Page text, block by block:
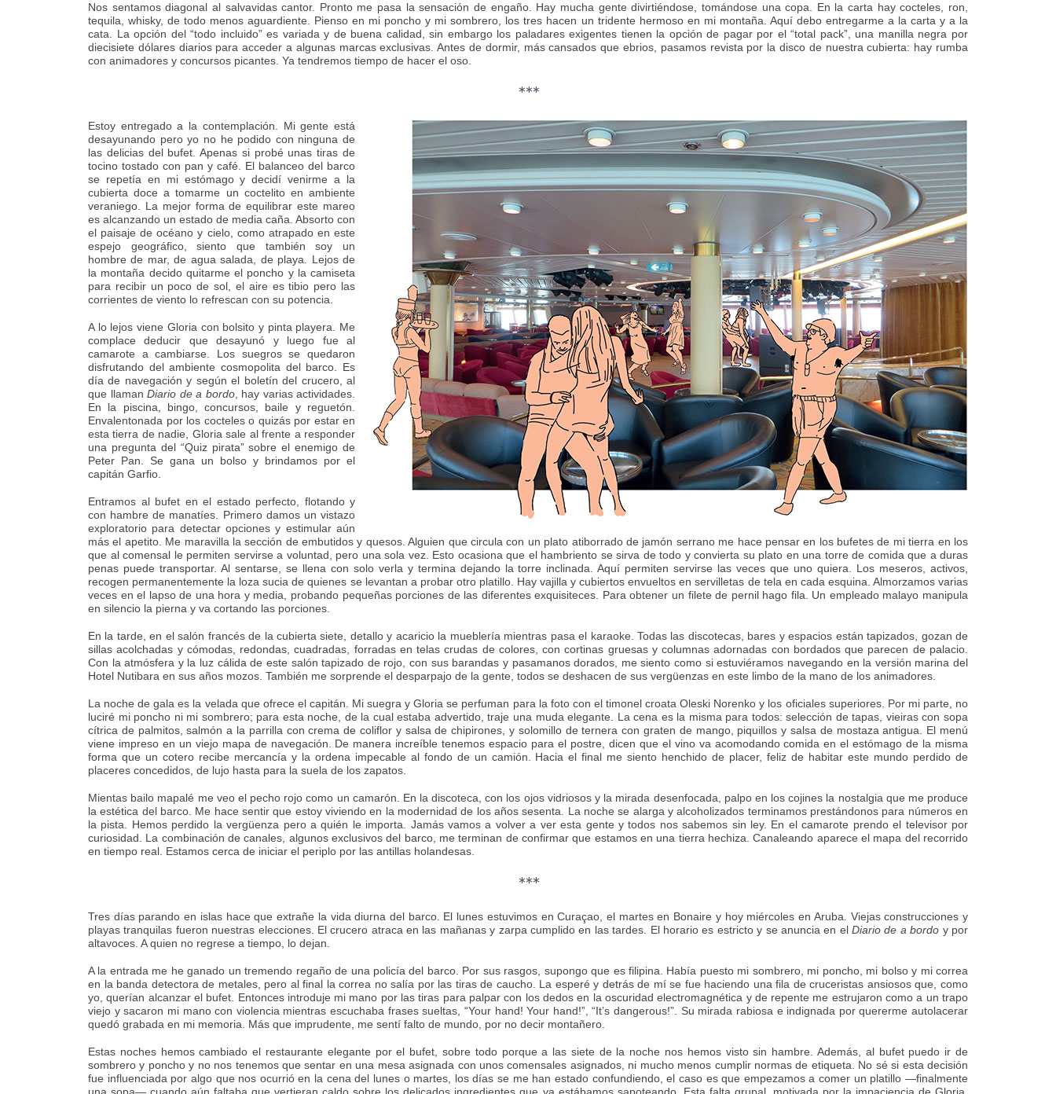
Nos sentamos diagonal al salvavidas cantor. Pronto me pasa la sensación de engaño. Hay mucha gente divirtiéndose, tomándose una copa. En la carta hay cocteles, ron,
tequila, whisky, de todo menos aguardiente. Pienso en mi poncho y mi sombrero, los tres hacen un tridente hermoso en mi montaña. Aquí debo entregarme a la carta y a la
cata. La opción del “todo incluido” es variada y de buena calidad, sin embargo los paladares exigentes tienen la opción de pagar por el “total pack”, una manilla negra por
diecisiete dólares diarios para acceder a algunas marcas exclusivas. Antes de dormir, más cansados que ebrios, pasamos revista por la disco de nuestra cubierta: hay rumba
con animadores y concursos picantes. Ya tendremos tiempo de hacer el oso.
***
Estoy entregado a la contemplación. Mi gente está
desayunando pero yo no he podido con ninguna de
las delicias del bufet. Apenas si probé unas tiras de
tocino tostado con pan y café. El balanceo del barco
se repetía en mi estómago y decidí venirme a la
cubierta doce a tomarme un coctelito en ambiente
veraniego. La mejor forma de equilibrar este mareo
es alcanzando un estado de media caña. Absorto con
el paisaje de océano y cielo, como atrapado en este
espejo geográfico, siento que también soy un
hombre de mar, de agua salada, de playa. Lejos de
la montaña decido quitarme el poncho y la camiseta
para recibir un poco de sol, el aire es tibio pero las
corrientes de viento lo refrescan con su potencia.
A lo lejos viene Gloria con bolsito y pinta playera. Me
complace deducir que desayunó y luego fue al
camarote a cambiarse. Los suegros se quedaron
disfrutando del ambiente cosmopolita del barco. Es
día de navegación y según el boletín del crucero, al
que llaman Diario de a bordo, hay varias actividades.
En la piscina, bingo, concursos, baile y reguetón.
Envalentonada por los cocteles o quizás por estar en
esta tierra de nadie, Gloria sale al frente a responder
una pregunta del “Quiz pirata” sobre el enemigo de
Peter Pan. Se gana un bolso y brindamos por el
capitán Garfio.
Entramos al bufet en el estado perfecto, flotando y
con hambre de manatíes. Primero damos un vistazo
exploratorio para detectar opciones y estimular aún
más el apetito. Me maravilla la sección de embutidos y quesos. Alguien que circula con un plato atiborrado de jamón serrano me hace pensar en los bufetes de mi tierra en los
que al comensal le permiten servirse a voluntad, pero una sola vez. Esto ocasiona que el hambriento se sirva de todo y convierta su plato en una torre de comida que a duras
penas puede transportar. Al sentarse, se llena con solo verla y termina dejando la torre inclinada. Aquí permiten servirse las veces que uno quiera. Los meseros, activos,
recogen permanentemente la loza sucia de quienes se levantan a probar otro platillo. Hay vajilla y cubiertos envueltos en servilletas de tela en cada esquina. Almorzamos varias
veces en el lapso de una hora y media, probando pequeñas porciones de las diferentes exquisiteces. Para obtener un filete de pernil hago fila. Un empleado malayo manipula
en silencio la pierna y va cortando las porciones.
En la tarde, en el salón francés de la cubierta siete, detallo y acaricio la mueblería mientras pasa el karaoke. Todas las discotecas, bares y espacios están tapizados, gozan de
sillas acolchadas y cómodas, redondas, cuadradas, forradas en telas crudas de colores, con cortinas gruesas y columnas adornadas con bordados que parecen de palacio.
Con la atmósfera y la luz cálida de este salón tapizado de rojo, con sus barandas y pasamanos dorados, me siento como si estuviéramos navegando en la versión marina del
Hotel Nutibara en sus años mozos. También me sorprende el desparpajo de la gente, todos se deshacen de sus vergüenzas en este limbo de la mano de los animadores.
La noche de gala es la velada que ofrece el capitán. Mi suegra y Gloria se perfuman para la foto con el timonel croata Oleski Norenko y los oficiales superiores. Por mi parte, no
luciré mi poncho ni mi sombrero; para esta noche, de la cual estaba advertido, traje una muda elegante. La cena es la misma para todos: selección de tapas, vieiras con sopa
cítrica de palmitos, salmón a la parrilla con crema de coliflor y salsa de chipirones, y solomillo de ternera con graten de mango, piquillos y salsa de mostaza antigua. El menú
viene impreso en un viejo mapa de navegación. De manera increíble tenemos espacio para el postre, dicen que el vino va acomodando comida en el estómago de la misma
forma que un cotero recibe mercancía y la ordena impecable al fondo de un camión. Hacia el final me siento henchido de placer, feliz de habitar este mundo perdido de
placeres concedidos, de lujo hasta para la suela de los zapatos.
Mientas bailo mapalé me veo el pecho rojo como un camarón. En la discoteca, con los ojos vidriosos y la mirada desenfocada, palpo en los cojines la nostalgia que me produce
la estética del barco. Me hace sentir que estoy viviendo en la modernidad de los años sesenta. La noche se alarga y alcoholizados terminamos prestándonos para números en
la pista. Hemos perdido la vergüenza pero a quién le importa. Jamás vamos a volver a ver esta gente y todos nos sabemos sin ley. En el camarote prendo el televisor por
curiosidad. La combinación de canales, algunos exclusivos del barco, me terminan de confirmar que estamos en una tierra hechiza. Canaleando aparece el mapa del recorrido
en tiempo real. Estamos cerca de iniciar el periplo por las antillas holandesas.
***
Tres días parando en islas hace que extrañe la vida diurna del barco. El lunes estuvimos en Curaçao, el martes en Bonaire y hoy miércoles en Aruba. Viejas construcciones y
playas tranquilas fueron nuestras elecciones. El crucero atraca en las mañanas y zarpa cumplido en las tardes. El horario es estricto y se anuncia en elDiario de a bordo y por
altavoces. A quien no regrese a tiempo, lo dejan.
A la entrada me he ganado un tremendo regaño de una policía del barco. Por sus rasgos, supongo que es filipina. Había puesto mi sombrero, mi poncho, mi bolso y mi correa
en la banda detectora de metales, pero al final la correa no salía por las tiras de caucho. La esperé y detrás de mí se fue haciendo una fila de cruceristas ansiosos que, como
yo, querían alcanzar el bufet. Entonces introduje mi mano por las tiras para palpar con los dedos en la oscuridad electromagnética y de repente me estrujaron como a un trapo
viejo y sacaron mi mano con violencia mientras escuchaba frases sueltas, “Your hand! Your hand!”, “It’s dangerous!”. Su mirada rabiosa e indignada por quererme autolacerar
quedó grabada en mi memoria. Más que imprudente, me sentí falto de mundo, por no decir montañero.
Estas noches hemos cambiado el restaurante elegante por el bufet, sobre todo porque a las siete de la noche nos hemos visto sin hambre. Además, al bufet puedo ir de
sombrero y poncho y no nos tenemos que sentar en una mesa asignada con unos comensales asignados, ni mucho menos cumplir normas de etiqueta. No sé si esta decisión
fue influenciada por algo que nos ocurrió en la cena del lunes o martes, los días se me han estado confundiendo, el caso es que empezamos a comer un platillo —finalmente